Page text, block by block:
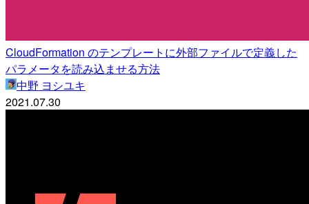
CloudFormation のテンプレートに外部ファイルで定義した
パラメータを読み込ませる方法
中野 ヨシユキ
2021.07.30